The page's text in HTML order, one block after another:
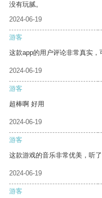
没有玩腻。
2024-06-19
游客
这款app的用户评论非常真实，
2024-06-19
游客
超棒啊 好用
2024-06-19
游客
这款游戏的音乐非常优美，听了
2024-06-19
游客